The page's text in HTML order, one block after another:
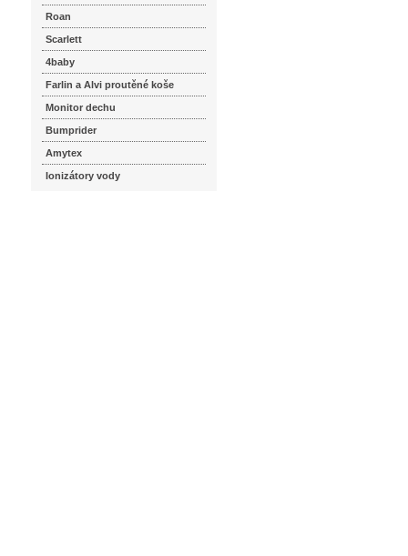
Roan
Scarlett
4baby
Farlin a Alvi proutěné koše
Monitor dechu
Bumprider
Amytex
Ionizátory vody